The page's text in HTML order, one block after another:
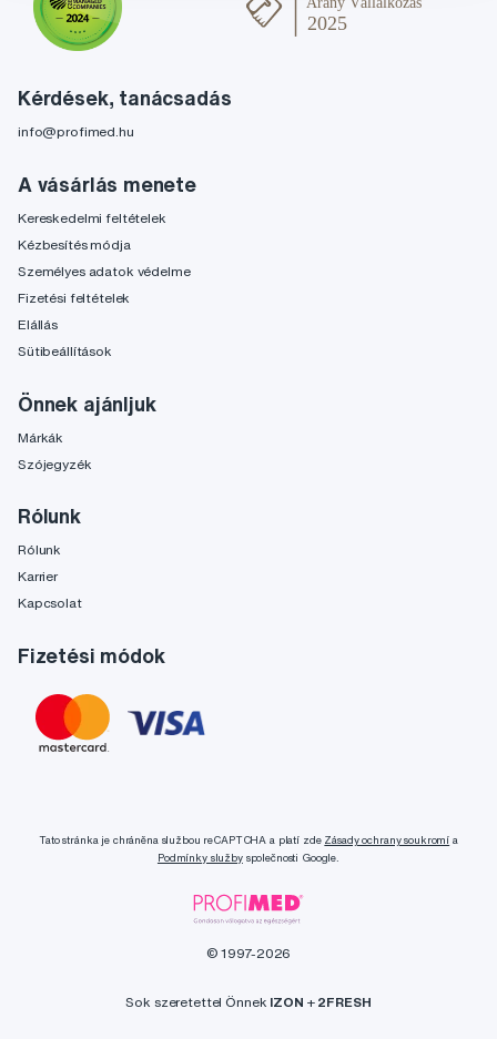
Kérdések, tanácsadás
info@profimed.hu
A vásárlás menete
Kereskedelmi feltételek
Kézbesítés módja
Személyes adatok védelme
Fizetési feltételek
Elállás
Sütibeállítások
Önnek ajánljuk
Márkák
Szójegyzék
Rólunk
Rólunk
Karrier
Kapcsolat
Fizetési módok
Tato stránka je chráněna službou reCAPTCHA a platí zde Zásady ochrany soukromí a
Podmínky službyspolečnosti Google.
© 1997-2026
Sok szeretettel Önnek IZON + 2FRESH